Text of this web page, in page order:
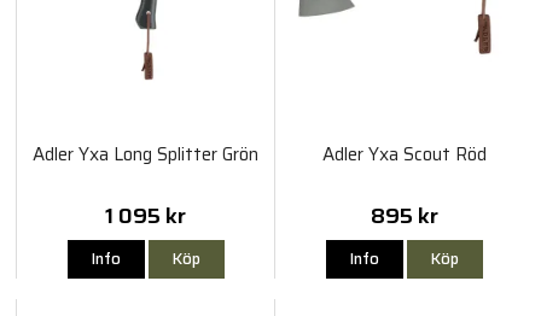
Adler Yxa Long Splitter Grön
1 095 kr
Info Köp
Adler Yxa Scout Röd
895 kr
Info Köp